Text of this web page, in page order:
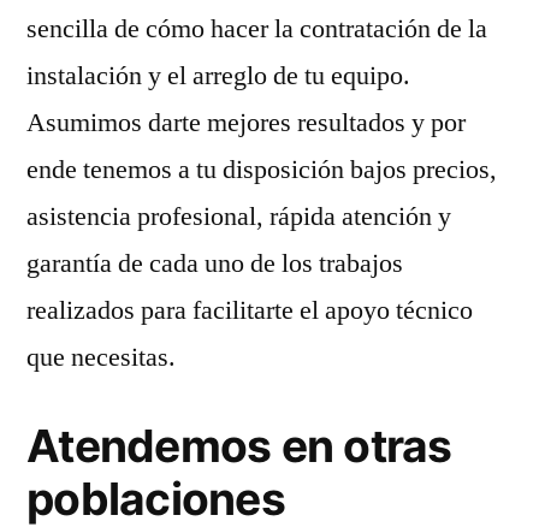
sencilla de cómo hacer la contratación de la
instalación y el arreglo de tu equipo.
Asumimos darte mejores resultados y por
ende tenemos a tu disposición bajos precios,
asistencia profesional, rápida atención y
garantía de cada uno de los trabajos
realizados para facilitarte el apoyo técnico
que necesitas.
Atendemos en otras
poblaciones